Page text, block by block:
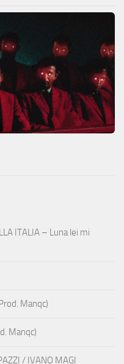
ITALIA – Luna lei mi
Manqc)
Manqc)
/ IVANO MAGI